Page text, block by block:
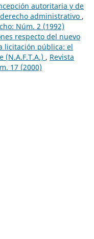
autoritaria y de
administrativo ,
Núm. 2 (1992)
respecto del nuevo
licitación pública: el
(N.A.F.T.A.) , Revista
17 (2000)